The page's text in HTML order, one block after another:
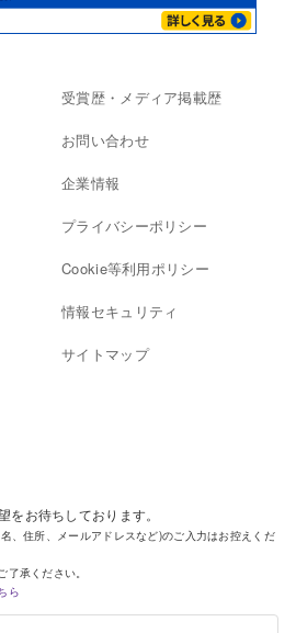
受賞歴・メディア掲載歴
お問い合わせ
企業情報
プライバシーポリシー
Cookie等利用ポリシー
情報セキュリティ
サイトマップ
をお待ちしております。
、住所、メールアドレスなど)のご入力はお控えくだ
承ください。
ら